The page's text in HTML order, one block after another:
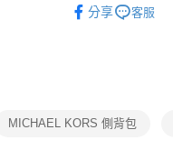
是否繳費成功／繳
２．關於個人資料
免運費
分享 客服
MICHAEL KORS 側背包